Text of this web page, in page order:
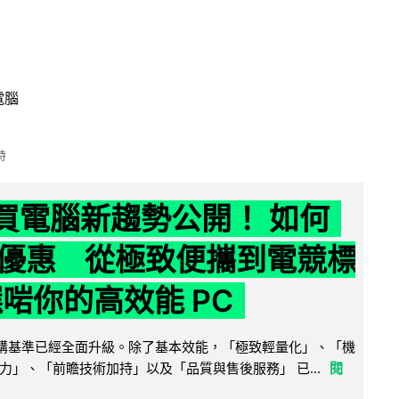
腦
電腦新趨勢公開！ 如何
惠 從極致便攜到電競標
你的高效能 PC
基準已經全面升級。除了基本效能，「極致輕量化」、「機
」、「前瞻技術加持」以及「品質與售後服務」 已...
閱